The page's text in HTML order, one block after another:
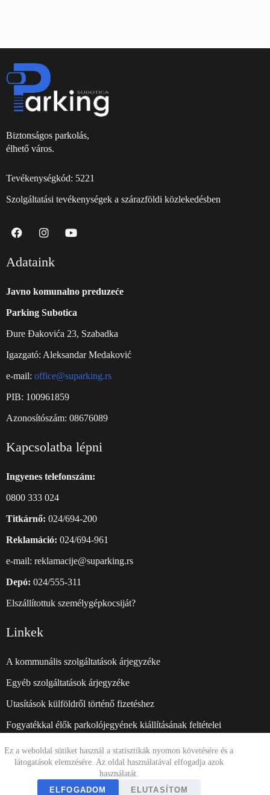
Ez a weboldal sütiket használ a statisztikák nyomon követésére és a
látogatások elemzésére. Az oldal használatával elfogadja azok
használatát.
ELFOGADOM
ELUTASÍTOM
Biztonságos parkolás,
élhető város.
Tevékenységkód: 5221
Szolgáltatási tevékenységek a szárazföldi közlekedésben
Adataink
Javno komunalno preduzeće
Parking Subotica
Đure Đakovića 23, Szabadka
Igazgató: Aleksandar Medaković
e-mail: office@suparking.rs
PIB: 100961859
Azonosítószám: 08676089
Kapcsolatba lépni
Ingyenes telefonszám:
0800 333 024
Titkárnő: 024/694-200
Reklamáció: 024/694-961
е-mail: reklamacije@suparking.rs
Depó: 024/555-311
Elszállítottuk személygépkocsiját?
Linkek
A kommunális szolgáltatások árjegyzéke
Egyéb szolgáltatások árjegyzéke
Utasítások külföldről történő fizetéshez
Fogyatékkal élők parkolójegyének kiállításának feltételei
Adatvédelmi szabályzat
Honlap: suparking.rs